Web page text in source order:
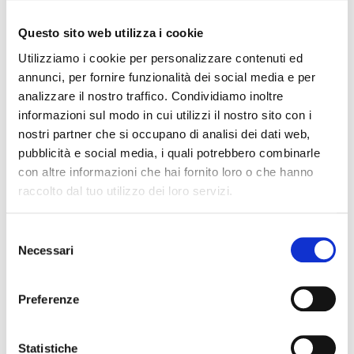
Questo sito web utilizza i cookie
Utilizziamo i cookie per personalizzare contenuti ed
annunci, per fornire funzionalità dei social media e per
analizzare il nostro traffico. Condividiamo inoltre
informazioni sul modo in cui utilizzi il nostro sito con i
nostri partner che si occupano di analisi dei dati web,
pubblicità e social media, i quali potrebbero combinarle
con altre informazioni che hai fornito loro o che hanno
raccolto dal tuo utilizzo dei loro servizi.
delNecessari
Preferenze
Statistiche
Oggi, a un giorno di distanza dalla Giornata Mondiale
contro l’AIDS, è emersa una contraddizione
sconcertante tra le notizie riportate sulla stampa e
quanto ascoltato poche ore dopo in Commissione
Salute.
Uso politico del sito dell’AUSL
di Bologna: presentato atto
ispettivo in Regione